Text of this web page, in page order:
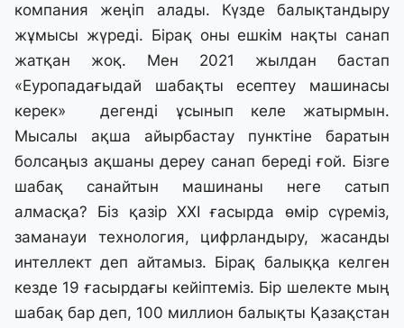
компания жеңіп алады. Күзде балықтандыру
жұмысы жүреді. Бірақ оны ешкім нақты санап
жатқан жоқ. Мен 2021 жылдан бастап
«Еуропадағыдай шабақты есептеу машинасы
керек» дегенді ұсынып келе жатырмын.
Мысалы ақша айырбастау пунктіне баратын
болсаңыз ақшаны дереу санап береді ғой. Бізге
шабақ санайтын машинаны неге сатып
алмасқа? Біз қазір ХХІ ғасырда өмір сүреміз,
заманауи технология, цифрландыру, жасанды
интеллект деп айтамыз. Бірақ балыққа келген
кезде 19 ғасырдағы кейіптеміз. Бір шелекте мың
шабақ бар деп, 100 миллион балықты Қазақстан